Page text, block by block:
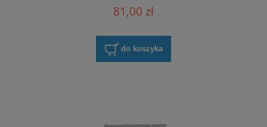
81,00 zł
do koszyka